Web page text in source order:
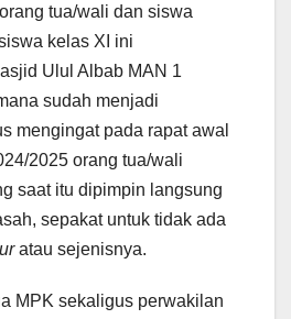
tua/wali dan siswa
kelas XI ini
Ulul Albab MAN 1
sudah menjadi
mengingat pada rapat awal
2025 orang tua/wali
saat itu dipimpin langsung
sepakat untuk tidak ada
atau sejenisnya.
MPK sekaligus perwakilan